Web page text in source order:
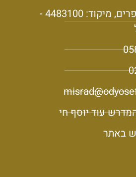
יצהר, ד.נ אפרים, מיקוד: 4483100 -
עוד יוסף חי
באתר